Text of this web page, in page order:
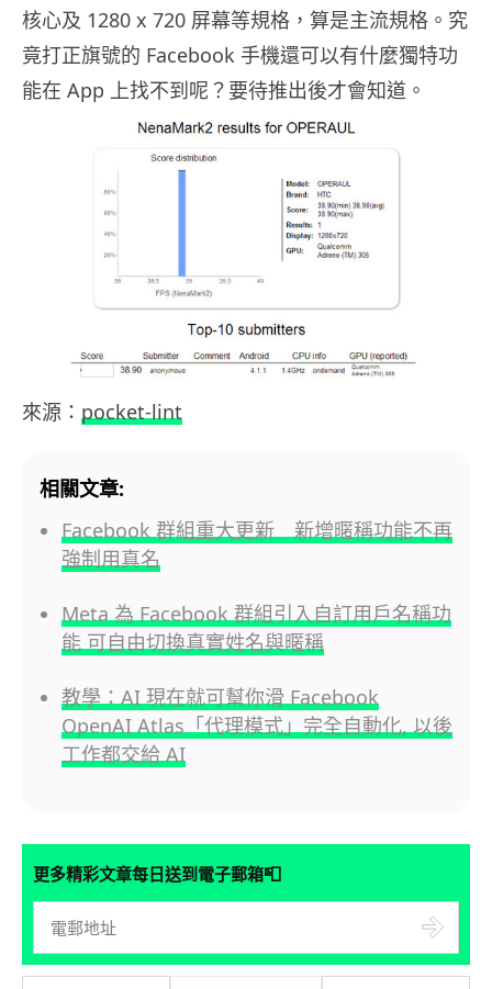
核心及 1280 x 720 屏幕等規格，算是主流規格。究
竟打正旗號的 Facebook 手機還可以有什麼獨特功
能在 App 上找不到呢？要待推出後才會知道。
來源： pocket-lint
相關文章:
Facebook 群組重大更新 新增暱稱功能不再
強制用真名
Meta 為 Facebook 群組引入自訂用戶名稱功
能 可自由切換真實姓名與暱稱
教學：AI 現在就可幫你滑 Facebook
OpenAI Atlas「代理模式」完全自動化, 以後
工作都交給 AI
更多精彩文章每日送到電子郵箱📮